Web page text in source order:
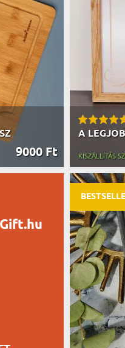
UTAZÓNAK
BICIKLISTÁNAK
IDŐSEBBNEK
SPORTOLÓNAK
TŰZOLTÓNAK
FŐNÖKNEK
HORGÁSZNAK
VICCELŐDŐNEK
9000 Ft
A
KISZÁLLÍTÁS